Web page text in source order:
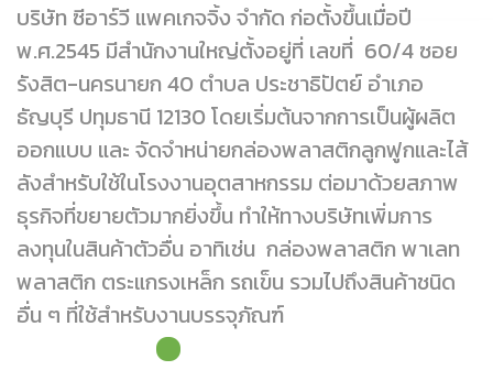
บริษัท ซีอาร์วี แพคเกจจิ้ง จำกัด ก่อตั้งขึ้นเมื่อปี
พ.ศ.2545 มีสำนักงานใหญ่ตั้งอยู่ที่ เลขที่ 60/4 ซอย
รังสิต-นครนายก 40 ตำบล ประชาธิปัตย์ อำเภอ
ธัญบุรี ปทุมธานี 12130 โดยเริ่มต้นจากการเป็นผู้ผลิต
ออกแบบ และ จัดจำหน่ายกล่องพลาสติกลูกฟูกและไส้
ลังสำหรับใช้ในโรงงานอุตสาหกรรม ต่อมาด้วยสภาพ
ธุรกิจที่ขยายตัวมากยิ่งขึ้น ทำให้ทางบริษัทเพิ่มการ
ลงทุนในสินค้าตัวอื่น อาทิเช่น กล่องพลาสติก พาเลท
พลาสติก ตระแกรงเหล็ก รถเข็น รวมไปถึงสินค้าชนิด
อื่น ๆ ที่ใช้สำหรับงานบรรจุภัณฑ์